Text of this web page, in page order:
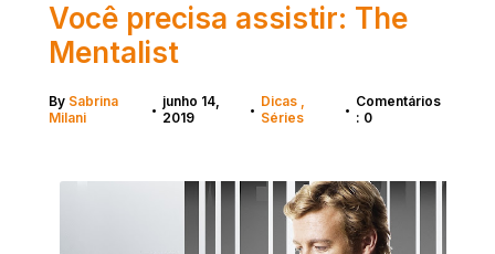
Você precisa assistir: The
Mentalist
By Sabrina
Milani
• junho 14,
2019
• Dicas
Séries
• Comentários
: 0